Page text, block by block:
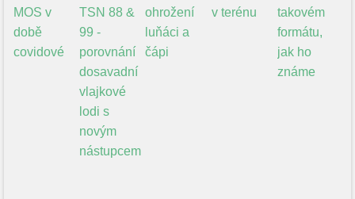
MOS v
době
covidové
TSN 88 &
99 -
porovnání
dosavadní
vlajkové
lodi s
novým
nástupcem
ohrožení
luňáci a
čápi
v terénu
takovém
formátu,
jak ho
známe